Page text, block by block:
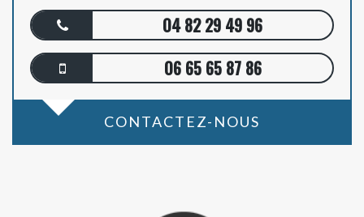
04 82 29 49 96
06 65 65 87 86
CONTACTEZ-NOUS